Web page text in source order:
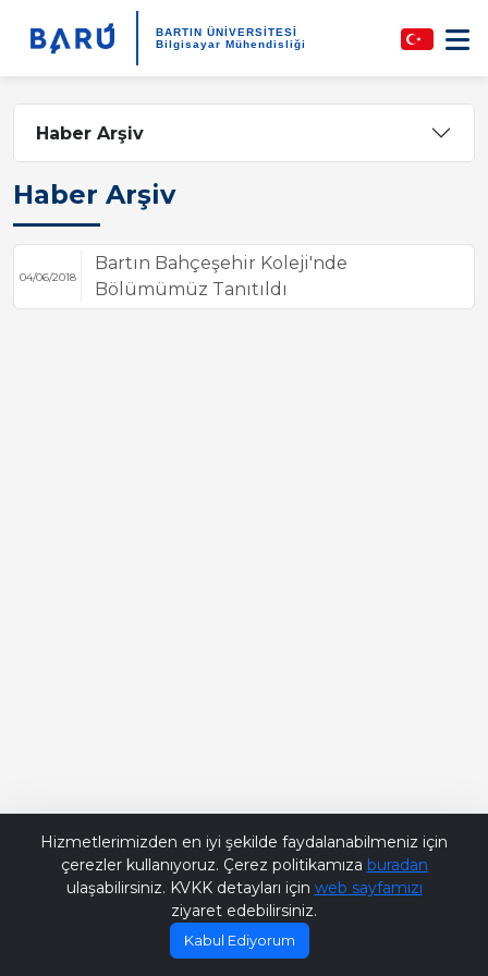
BARTIN ÜNİVERSİTESİ
Bilgisayar Mühendisliği
Haber Arşiv
Haber Arşiv
04/06/2018
Bartın Bahçeşehir Koleji'nde
Bölümümüz Tanıtıldı
Hizmetlerimizden en iyi şekilde faydalanabilmeniz için
çerezler kullanıyoruz. Çerez politikamıza buradan
ulaşabilirsiniz. KVKK detayları için web sayfamızı
ziyaret edebilirsiniz.
Kabul Ediyorum
Bana Soru Sor | Ask Me